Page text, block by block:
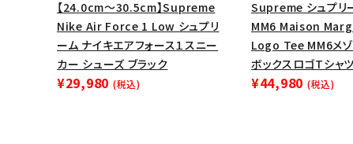
【24.0cm～30.5cm】Supreme
Nike Air Force 1 Low シュプリ
ーム ナイキエアフォース１スニー
カー シューズ ブラック
¥29,980 (税込)
Supreme シュプリ
MM6 Maison
Logo Tee MM6メゾ
ボックスロゴTシャ
¥44,980 (税込)